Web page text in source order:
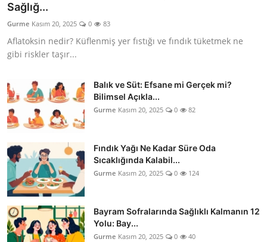
Sağlığ...
Gurme Kasım 20, 2025 0 83
Aflatoksin nedir? Küflenmiş yer fıstığı ve fındık tüketmek ne
gibi riskler taşır...
Balık ve Süt: Efsane mi Gerçek mi?
Bilimsel Açıkla...
Gurme Kasım 20, 2025 0 82
Fındık Yağı Ne Kadar Süre Oda
Sıcaklığında Kalabil...
Gurme Kasım 20, 2025 0 124
Bayram Sofralarında Sağlıklı Kalmanın 12
Yolu: Bay...
Gurme Kasım 20, 2025 0 40